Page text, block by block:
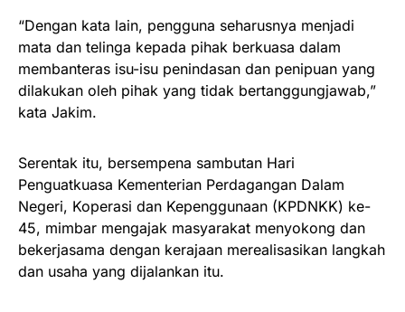
“Dengan kata lain, pengguna seharusnya menjadi
mata dan telinga kepada pihak berkuasa dalam
membanteras isu-isu penindasan dan penipuan yang
dilakukan oleh pihak yang tidak bertanggungjawab,”
kata Jakim.
Serentak itu, bersempena sambutan Hari
Penguatkuasa Kementerian Perdagangan Dalam
Negeri, Koperasi dan Kepenggunaan (KPDNKK) ke-
45, mimbar mengajak masyarakat menyokong dan
bekerjasama dengan kerajaan merealisasikan langkah
dan usaha yang dijalankan itu.